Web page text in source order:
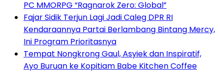
PC MMORPG “Ragnarok Zero: Global”
Fajar Sidik Terjun Lagi Jadi Caleg DPR RI
Kendaraannya Partai Berlambang Bintang Mercy,
Ini Program Prioritasnya
Tempat Nongkrong Gaul, Asyiek dan Inspiratif,
Ayo Buruan ke Kopitiam Babe Kitchen Coffee